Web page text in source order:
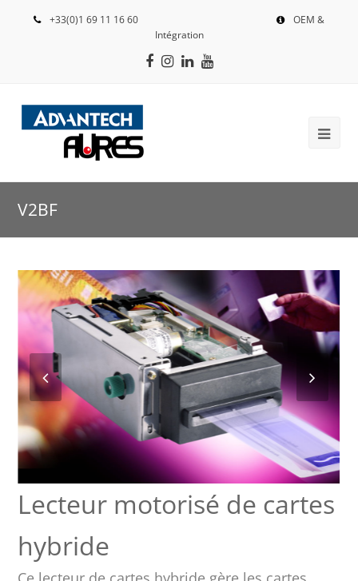
+33(0)1 69 11 16 60
OEM &
Intégration
Facebook
Instagram
LinkedIn
Youtube
V2BF
Lecteur motorisé de cartes
hybride